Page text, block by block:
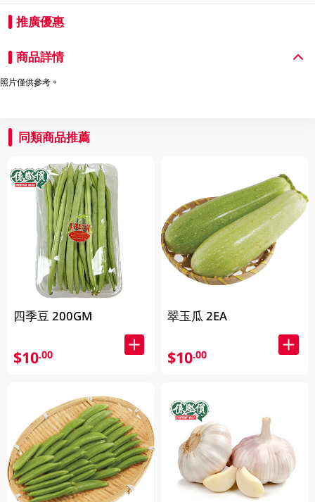
推廣優惠
商品詳情
照片僅供參考。
同類商品推薦
四季豆 200GM
$10.00
翠玉瓜 2EA
$10.00